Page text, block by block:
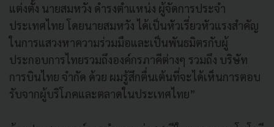
แต่งตั้ง นายสมหวัง ดำรงตำแหน่ง ผู้จัดการประจำ
ประเทศไทย โดยนายสมหวัง ได้เป็นหัวเรี่ยวหัวแรงสำคัญ
ในการแสวงหาความร่วมมือและเป็นพันธมิตรกับผู้
ประกอบการไทยรวมถึงองค์กรภาคีต่างๆ รวมถึง บริษัท
การบินไทย จำกัด ด้วย ผมรู้สึกตื่นเต้นที่จะได้เห็นการตอบ
รับจากผู้บริโภคและตลาดในประเทศไทย”